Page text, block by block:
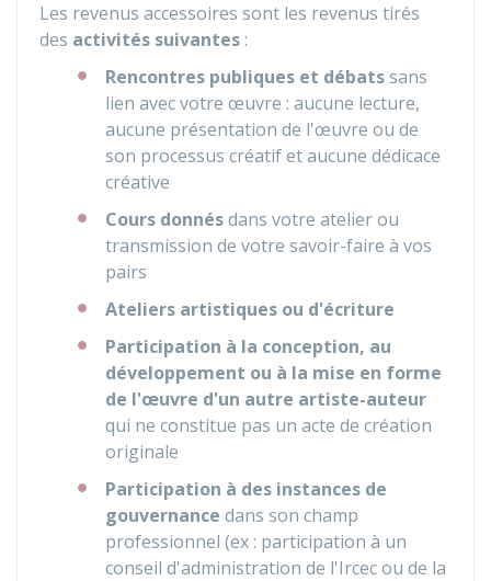
Les revenus accessoires sont les revenus tirés
des activités suivantes :
Rencontres publiques et débatssans
lien avec votre œuvre : aucune lecture,
aucune présentation de l'œuvre ou de
son processus créatif et aucune dédicace
créative
Cours donnésdans votre atelier ou
transmission de votre savoir-faire à vos
pairs
Ateliers artistiques ou d'écriture
Participation à la conception, au
développement ou à la mise en forme
de l'œuvre d'un autre artiste-auteur
qui ne constitue pas un acte de création
originale
Participation à des instances de
gouvernance dans son champ
professionnel (ex : participation à un
conseil d'administration de l'Ircecou de la